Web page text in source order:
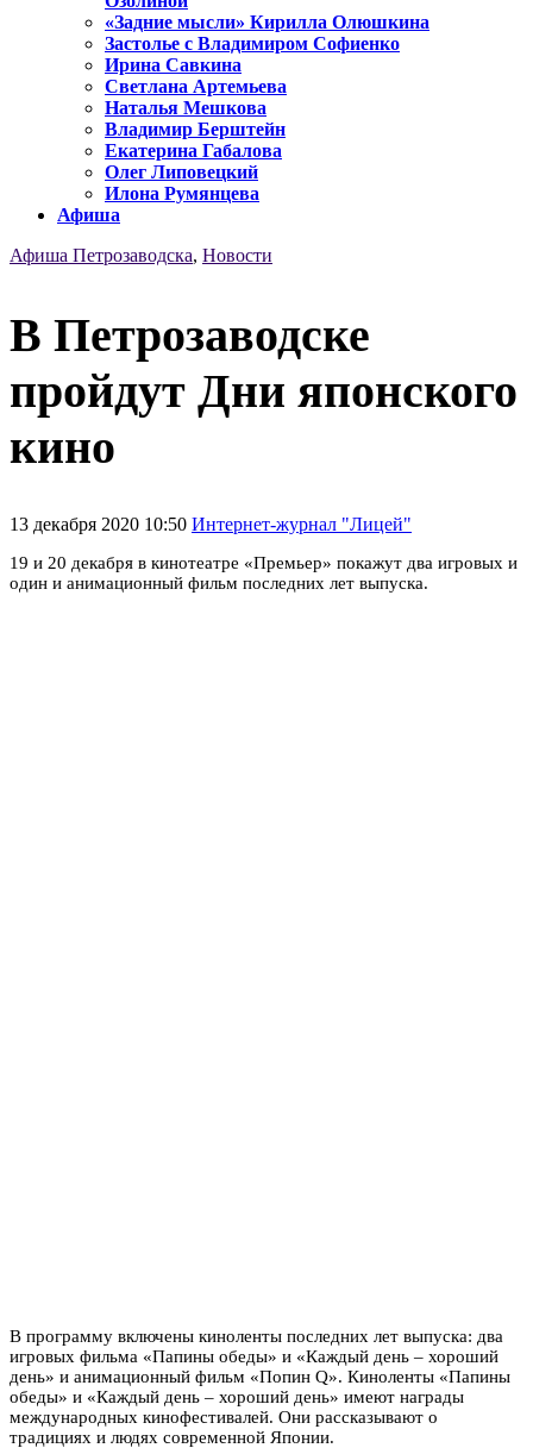
«Задние мысли» Кирилла Олюшкина
Застолье с Владимиром Софиенко
Ирина Савкина
Светлана Артемьева
Наталья Мешкова
Владимир Берштейн
Екатерина Габалова
Олег Липовецкий
Илона Румянцева
Афиша
Афиша Петрозаводска, Новости
В Петрозаводске
пройдут Дни японского
кино
13 декабря 2020 10:50 Интернет-журнал "Лицей"
19 и 20 декабря в кинотеатре «Премьер» покажут два игровых и
один и анимационный фильм последних лет выпуска.
В программу включены киноленты последних лет выпуска: два
игровых фильма «Папины обеды» и «Каждый день – хороший
день» и анимационный фильм «Попин Q». Киноленты «Папины
обеды» и «Каждый день – хороший день» имеют награды
международных кинофестивалей. Они рассказывают о
традициях и людях современной Японии.